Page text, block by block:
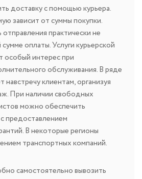
доставку с помощью курьера.
зависит от суммы покупки.
практически не
оплаты. Услуги курьерской
особый интерес при
обслуживания. В ряде
навстречу клиентам, организуя
При наличии свободных
можно обеспечить
предоставлением
В некоторые регионы
транспортных компаний.
самостоятельно вывозить